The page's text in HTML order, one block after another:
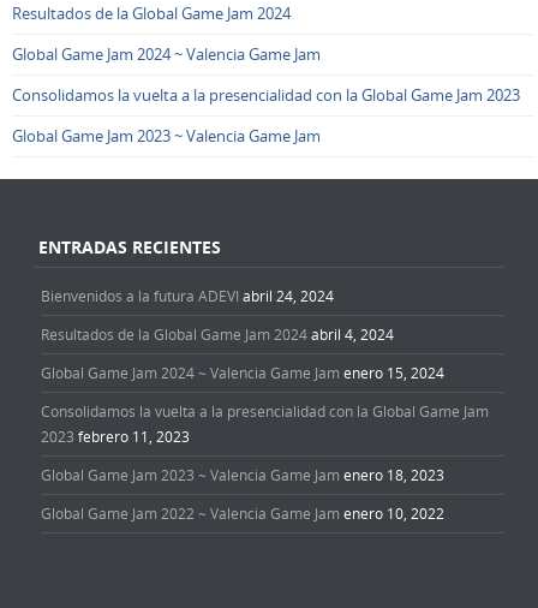
Resultados de la Global Game Jam 2024
Global Game Jam 2024 ~ Valencia Game Jam
Consolidamos la vuelta a la presencialidad con la Global Game Jam 2023
Global Game Jam 2023 ~ Valencia Game Jam
ENTRADAS RECIENTES
Bienvenidos a la futura ADEVI abril 24, 2024
Resultados de la Global Game Jam 2024abril 4, 2024
Global Game Jam 2024 ~ Valencia Game Jam enero 15, 2024
Consolidamos la vuelta a la presencialidad con la Global Game Jam
2023 febrero 11, 2023
Global Game Jam 2023 ~ Valencia Game Jam enero 18, 2023
Global Game Jam 2022 ~ Valencia Game Jam enero 10, 2022